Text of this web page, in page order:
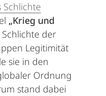
Schlichte
„Krieg und
der
Legitimität
sie in den
Ordnung
stand dabei